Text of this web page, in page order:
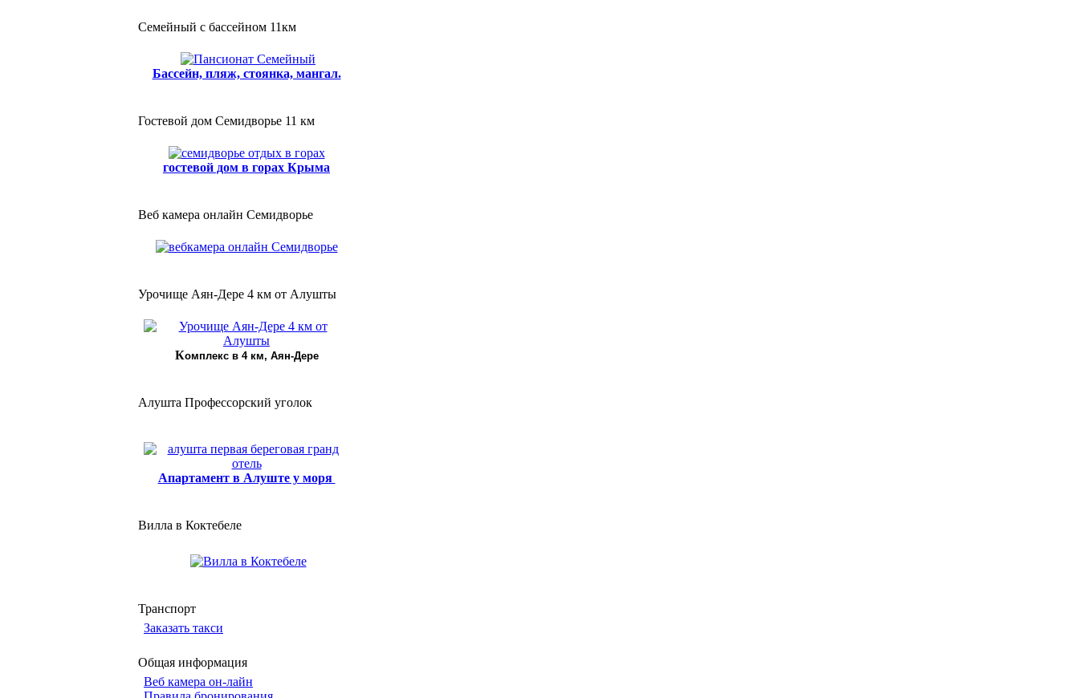
Семейный с бассейном 11км
Бассейн, пляж, стоянка, мангал.
Гостевой дом Семидворье 11 км
гостевой дом в горах Крыма
Веб камера онлайн Семидворье
Урочище Аян-Дере 4 км от Алушты
Комплекс в 4 км, Аян-Дере
Алушта Профессорский уголок
Апартамент в Алуште у моря
Вилла в Коктебеле
Транспорт
Заказать такси
Общая информация
Веб камера он-лайн